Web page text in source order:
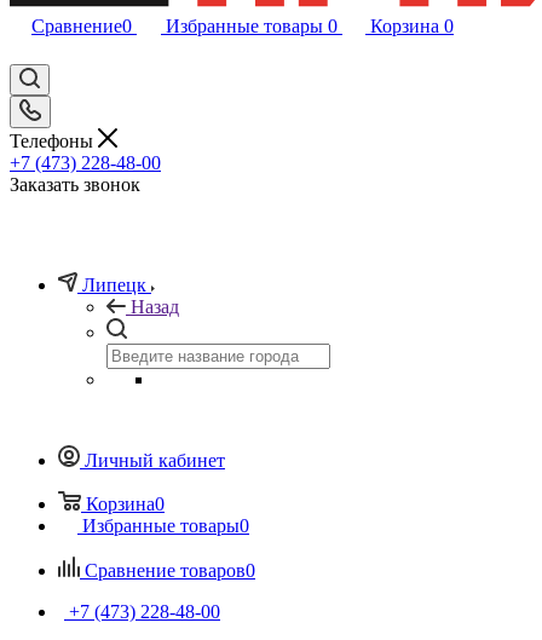
Сравнение0 Избранные товары 0 Корзина 0
Телефоны
+7 (473) 228-48-00
Заказать звонок
Липецк
Назад
Личный кабинет
Корзина0
Избранные товары0
Сравнение товаров0
+7 (473) 228-48-00